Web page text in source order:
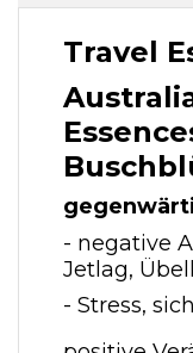
Travel
- negative
Jetlag,
- Stress,